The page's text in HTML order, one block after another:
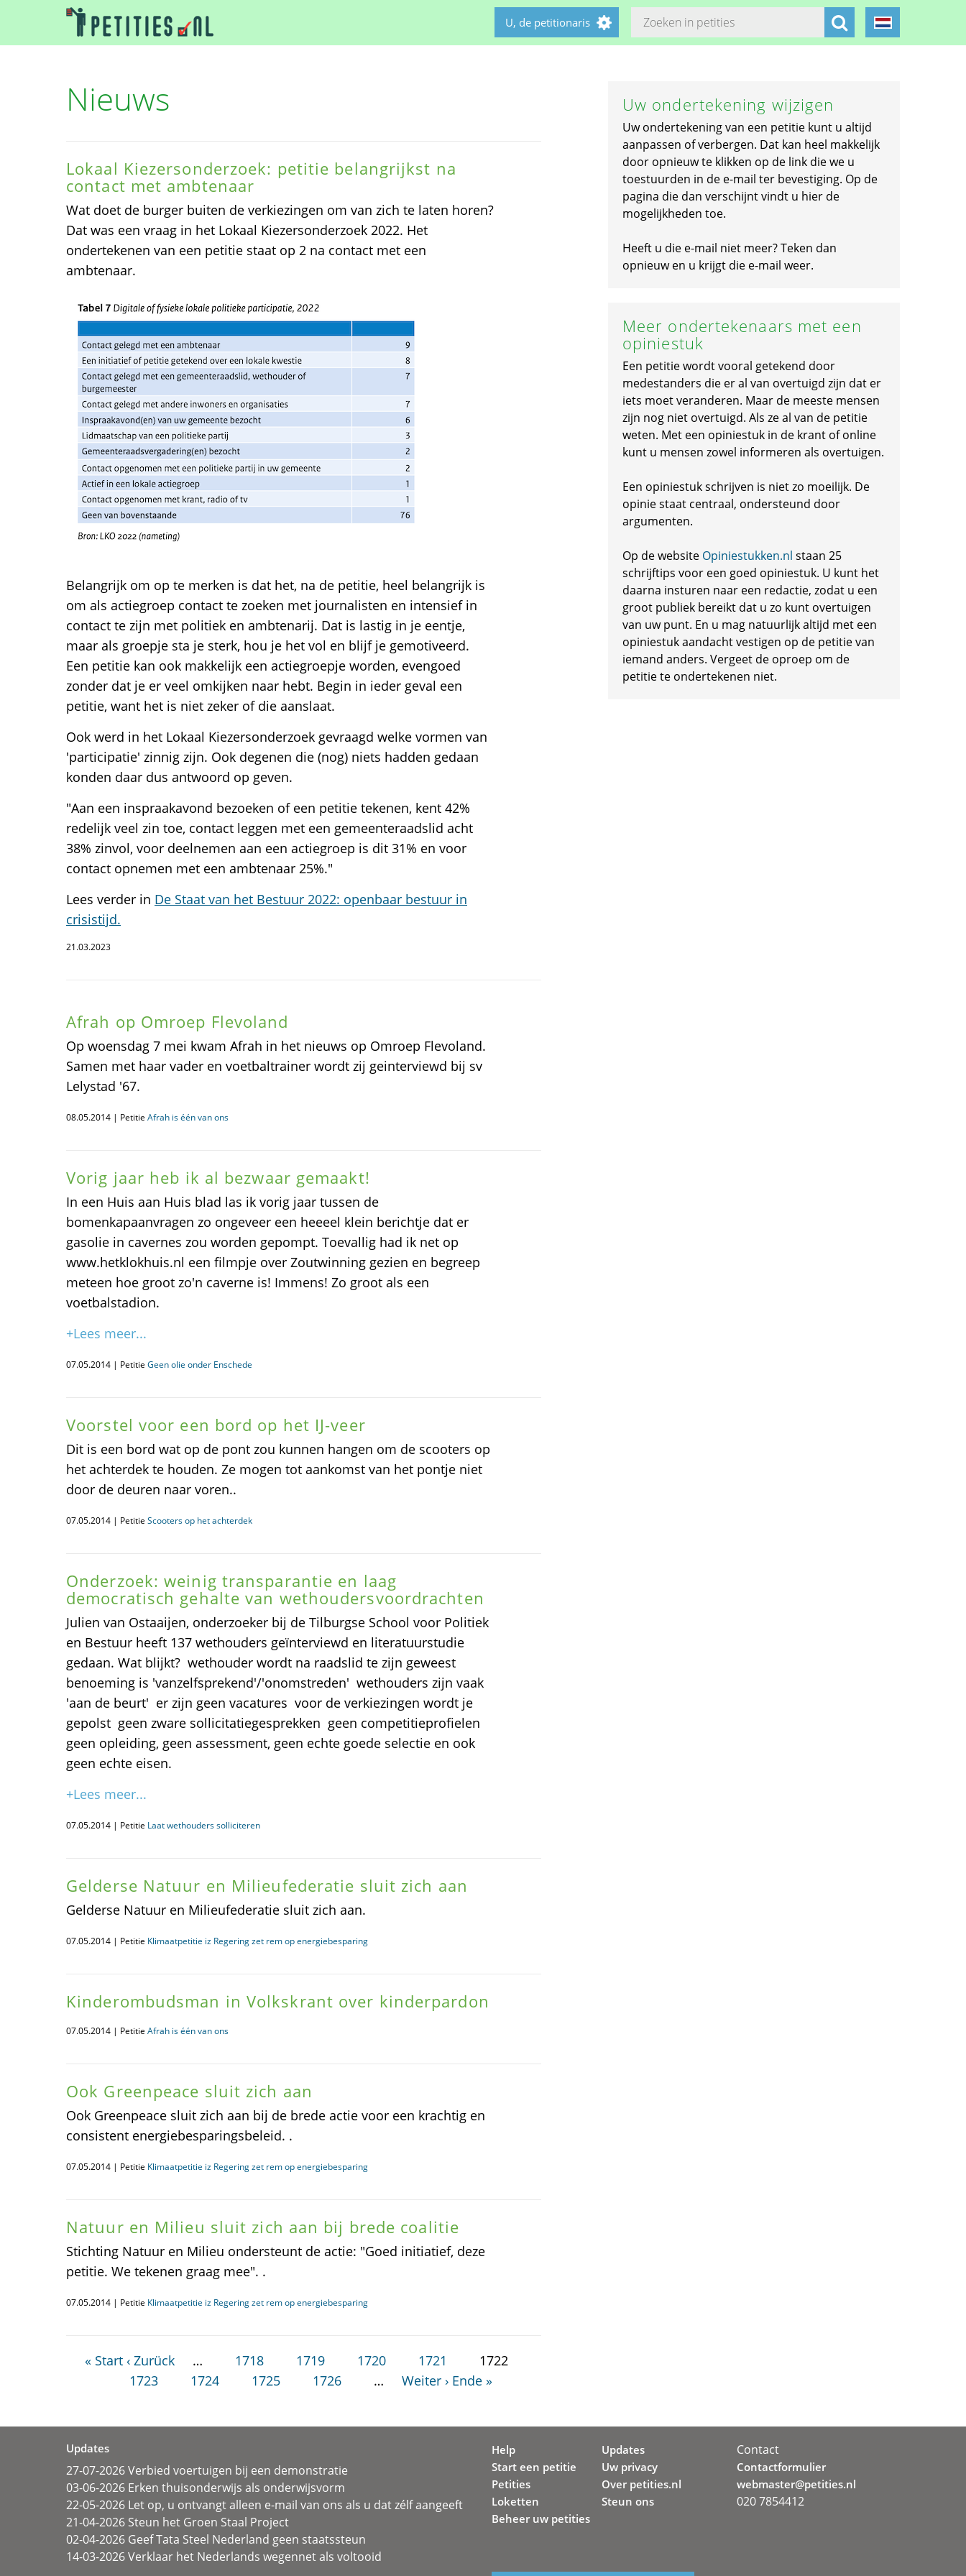
U, de petitionaris
Nieuws
Lokaal Kiezersonderzoek: petitie belangrijkst na
contact met ambtenaar
Wat doet de burger buiten de verkiezingen om van zich te laten horen?
Dat was een vraag in het Lokaal Kiezersonderzoek 2022. Het
ondertekenen van een petitie staat op 2 na contact met een
ambtenaar.
Belangrijk om op te merken is dat het, na de petitie, heel belangrijk is
om als actiegroep contact te zoeken met journalisten en intensief in
contact te zijn met politiek en ambtenarij. Dat is lastig in je eentje,
maar als groepje sta je sterk, hou je het vol en blijf je gemotiveerd.
Een petitie kan ook makkelijk een actiegroepje worden, evengoed
zonder dat je er veel omkijken naar hebt. Begin in ieder geval een
petitie, want het is niet zeker of die aanslaat.
Ook werd in het Lokaal Kiezersonderzoek gevraagd welke vormen van
'participatie' zinnig zijn. Ook degenen die (nog) niets hadden gedaan
konden daar dus antwoord op geven.
"Aan een inspraakavond bezoeken of een petitie tekenen, kent 42%
redelijk veel zin toe, contact leggen met een gemeenteraadslid acht
38% zinvol, voor deelnemen aan een actiegroep is dit 31% en voor
contact opnemen met een ambtenaar 25%."
Lees verder in De Staat van het Bestuur 2022: openbaar bestuur in
crisistijd.
21.03.2023
Afrah op Omroep Flevoland
Op woensdag 7 mei kwam Afrah in het nieuws op Omroep Flevoland.
Samen met haar vader en voetbaltrainer wordt zij geinterviewd bij sv
Lelystad '67.
08.05.2014 | Petitie Afrah is één van ons
Vorig jaar heb ik al bezwaar gemaakt!
In een Huis aan Huis blad las ik vorig jaar tussen de
bomenkapaanvragen zo ongeveer een heeeel klein berichtje dat er
gasolie in cavernes zou worden gepompt. Toevallig had ik net op
www.hetklokhuis.nl een filmpje over Zoutwinning gezien en begreep
meteen hoe groot zo'n caverne is! Immens! Zo groot als een
voetbalstadion.
+Lees meer...
07.05.2014 | Petitie Geen olie onder Enschede
Voorstel voor een bord op het IJ-veer
Dit is een bord wat op de pont zou kunnen hangen om de scooters op
het achterdek te houden. Ze mogen tot aankomst van het pontje niet
door de deuren naar voren..
07.05.2014 | Petitie Scooters op het achterdek
Onderzoek: weinig transparantie en laag
democratisch gehalte van wethoudersvoordrachten
Julien van Ostaaijen, onderzoeker bij de Tilburgse School voor Politiek
en Bestuur heeft 137 wethouders geïnterviewd en literatuurstudie
gedaan. Wat blijkt?  wethouder wordt na raadslid te zijn geweest 
benoeming is 'vanzelfsprekend'/'onomstreden'  wethouders zijn vaak
'aan de beurt'  er zijn geen vacatures  voor de verkiezingen wordt je
gepolst  geen zware sollicitatiegesprekken  geen competitieprofielen 
geen opleiding, geen assessment, geen echte goede selectie en ook
geen echte eisen.
+Lees meer...
07.05.2014 | Petitie Laat wethouders solliciteren
Gelderse Natuur en Milieufederatie sluit zich aan
Gelderse Natuur en Milieufederatie sluit zich aan.
07.05.2014 | Petitie Klimaatpetitie iz Regering zet rem op energiebesparing
Kinderombudsman in Volkskrant over kinderpardon
07.05.2014 | Petitie Afrah is één van ons
Ook Greenpeace sluit zich aan
Ook Greenpeace sluit zich aan bij de brede actie voor een krachtig en
consistent energiebesparingsbeleid. .
07.05.2014 | Petitie Klimaatpetitie iz Regering zet rem op energiebesparing
Natuur en Milieu sluit zich aan bij brede coalitie
Stichting Natuur en Milieu ondersteunt de actie: "Goed initiatief, deze
petitie. We tekenen graag mee". .
07.05.2014 | Petitie Klimaatpetitie iz Regering zet rem op energiebesparing
« Start ‹ Zurück … 1718 1719 1720 1721
1722
1723
1724 1725 1726 … Weiter › Ende »
Uw ondertekening wijzigen
Uw ondertekening van een petitie kunt u altijd
aanpassen of verbergen. Dat kan heel makkelijk
door opnieuw te klikken op de link die we u
toestuurden in de e-mail ter bevestiging. Op de
pagina die dan verschijnt vindt u hier de
mogelijkheden toe.
Heeft u die e-mail niet meer? Teken dan
opnieuw en u krijgt die e-mail weer.
Meer ondertekenaars met een
opiniestuk
Een petitie wordt vooral getekend door
medestanders die er al van overtuigd zijn dat er
iets moet veranderen. Maar de meeste mensen
zijn nog niet overtuigd. Als ze al van de petitie
weten. Met een opiniestuk in de krant of online
kunt u mensen zowel informeren als overtuigen.
Een opiniestuk schrijven is niet zo moeilijk. De
opinie staat centraal, ondersteund door
argumenten.
Op de website Opiniestukken.nl staan 25
schrijftips voor een goed opiniestuk. U kunt het
daarna insturen naar een redactie, zodat u een
groot publiek bereikt dat u zo kunt overtuigen
van uw punt. En u mag natuurlijk altijd met een
opiniestuk aandacht vestigen op de petitie van
iemand anders. Vergeet de oproep om de
petitie te ondertekenen niet.
Updates
27-07-2026 Verbied voertuigen bij een demonstratie
03-06-2026 Erken thuisonderwijs als onderwijsvorm
22-05-2026 Let op, u ontvangt alleen e-mail van ons als u dat zélf aangeeft
21-04-2026 Steun het Groen Staal Project
02-04-2026 Geef Tata Steel Nederland geen staatssteun
14-03-2026 Verklaar het Nederlands wegennet als voltooid
Help
Start een petitie
Petities
Loketten
Beheer uw petities
Updates
Uw privacy
Over petities.nl
Steun ons
Contact
Contactformulier
webmaster@petities.nl
020 7854412